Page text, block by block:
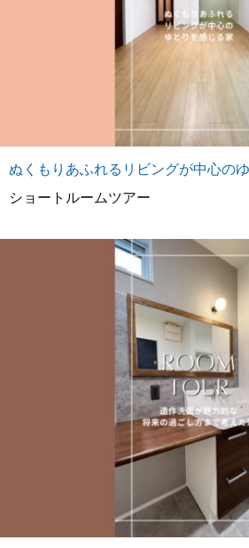
ぬくもりあふれるリビングが中心の
ショートルームツアー